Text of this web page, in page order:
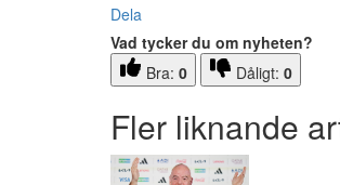
Dela
Vad tycker du om nyheten?
Bra: 0 Dåligt: 0
Fler liknande